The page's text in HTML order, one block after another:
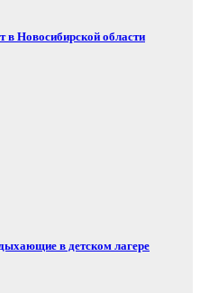
в Новосибирской области
в детском лагере